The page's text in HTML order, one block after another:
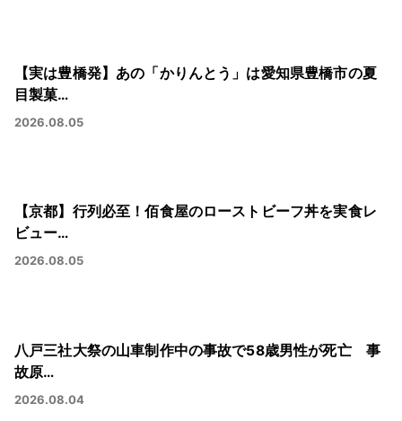
【実は豊橋発】あの「かりんとう」は愛知県豊橋市の夏
目製菓…
2026.08.05
【京都】行列必至！佰食屋のローストビーフ丼を実食レ
ビュー…
2026.08.05
八戸三社大祭の山車制作中の事故で58歳男性が死亡 事
故原…
2026.08.04